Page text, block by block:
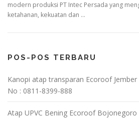
modern produksi PT Intec Persada yang
ketahanan, kekuatan dan …
POS-POS TERBARU
Kanopi atap transparan Ecoroof
No : 0811-8399-888
Atap UPVC Bening Ecoroof